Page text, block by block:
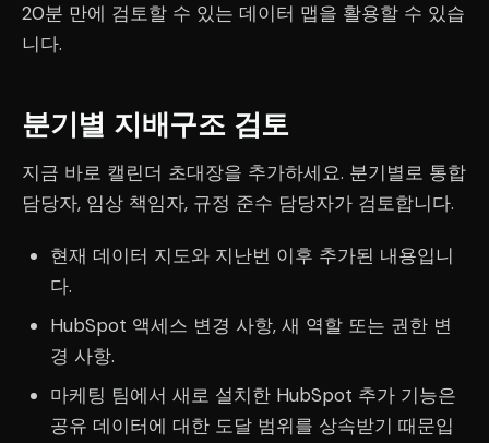
20분 만에 검토할 수 있는 데이터 맵을 활용할 수 있습
니다.
분기별 지배구조 검토
지금 바로 캘린더 초대장을 추가하세요. 분기별로 통합
담당자, 임상 책임자, 규정 준수 담당자가 검토합니다.
현재 데이터 지도와 지난번 이후 추가된 내용입니
다.
HubSpot 액세스 변경 사항, 새 역할 또는 권한 변
경 사항.
마케팅 팀에서 새로 설치한 HubSpot 추가 기능은
공유 데이터에 대한 도달 범위를 상속받기 때문입